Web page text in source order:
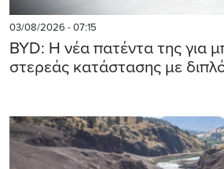
03/08/2026 - 07:15
BYD: Η νέα πατέντα της για
στερεάς κατάστασης με